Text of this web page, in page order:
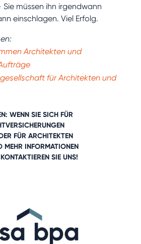
müssen ihn irgendwann
einschlagen. Viel Erfolg.
Architekten und
für Architekten und
WENN SIE SICH FÜR
FÜR ARCHITEKTEN
MEHR INFORMATIONEN
KONTAKTIERENSIE UNS!